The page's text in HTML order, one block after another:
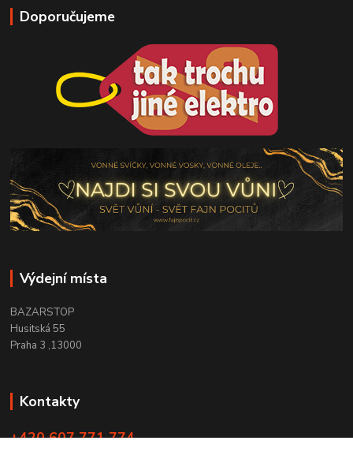
Doporučujeme
Výdejní místa
BAZARSTOP
Husitská 55
Praha 3 ,13000
Kontakty
+420 607 771 774